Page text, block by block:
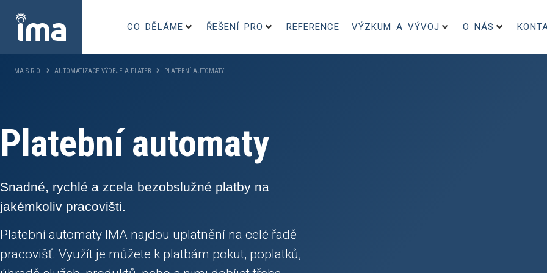
CO DĚLÁME ŘEŠENÍ PRO REFERENCE VÝZKUM A VÝVOJ O NÁS
IMA S.R.O. AUTOMATIZACE VÝDEJE A PLATEB PLATEBNÍ AUTOMATY
Platební automaty
Snadné, rychlé a zcela bezobslužné platby na
jakémkoliv pracovišti.
Platební automaty IMA najdou uplatnění na celé řadě
pracovišť. Využít je můžete k platbám pokut, poplatků,